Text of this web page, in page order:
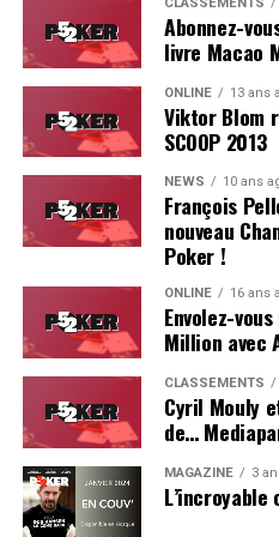
Soleau à gauche, sorti par Logghe au
Abonnez-
livre Macao
ONLINE 13 ans
Viktor Blom
SCOOP 2013
NEWS 10 ans
François
nouveau
Poker !
ONLINE 16 ans
Envolez-
Million avec
CLASSEMENTS
Cyril Mouly
de…
MAGAZINE 3
L’incroyable